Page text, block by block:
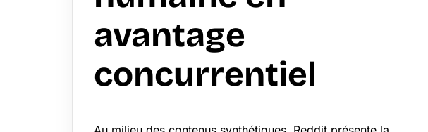
avantage
concurrentiel